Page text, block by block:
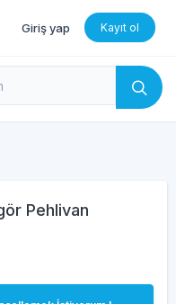
Yorumları İncele
Giriş yap Kayıt ol
Pehlivan